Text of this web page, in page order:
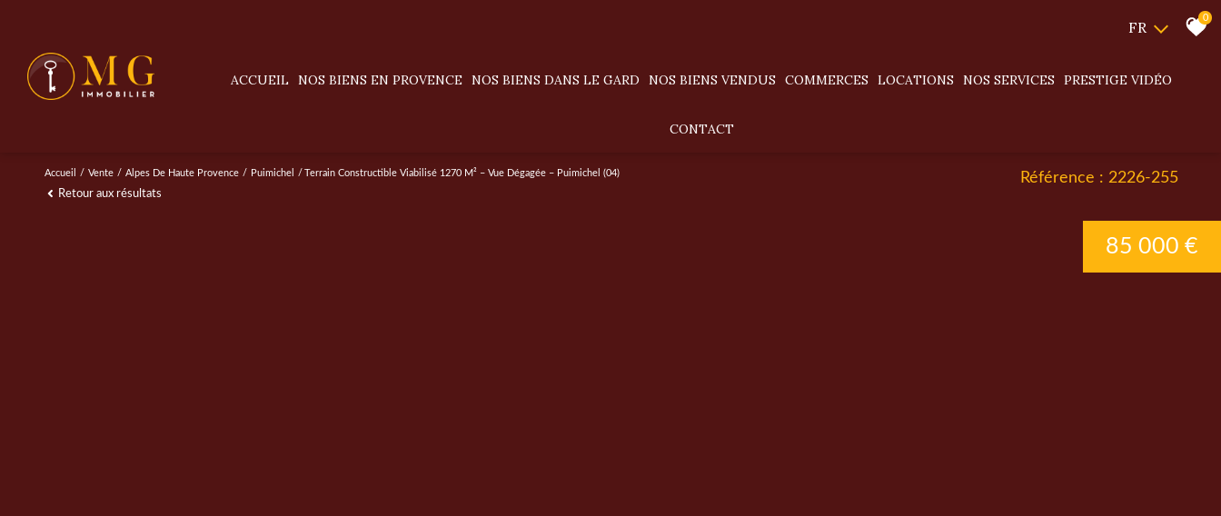
FR
0
ACCUEIL NOS BIENS EN PROVENCE
appartements
NOS BIENS DANS LE GARD
appartements
NOS BIENS VENDUS COMMERCES LOCATIONS NOS SERVICES PRESTIGE VIDÉO
CONTACT
Accueil Vente Alpes De Haute Provence Puimichel Terrain Constructible Viabilisé 1270 M² – Vue Dégagée – Puimichel (04)
Retour aux résultats
Référence : 2226-255
85 000 €